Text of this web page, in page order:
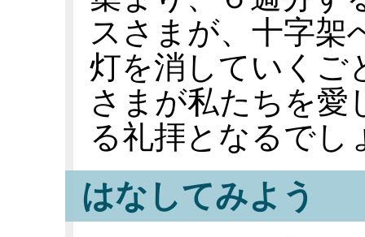
スさまが、十字架
灯を消していくご
さまが私たちを愛
る礼拝となるでし
はなしてみよう